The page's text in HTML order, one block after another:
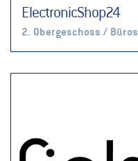
ElectronicShop24
2. Obergeschoss / Büros